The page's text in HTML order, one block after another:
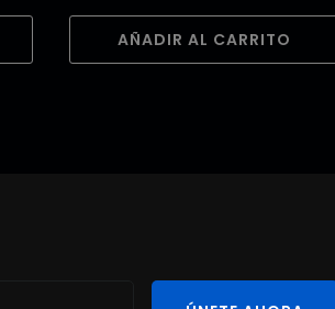
AÑADIR AL CARRITO